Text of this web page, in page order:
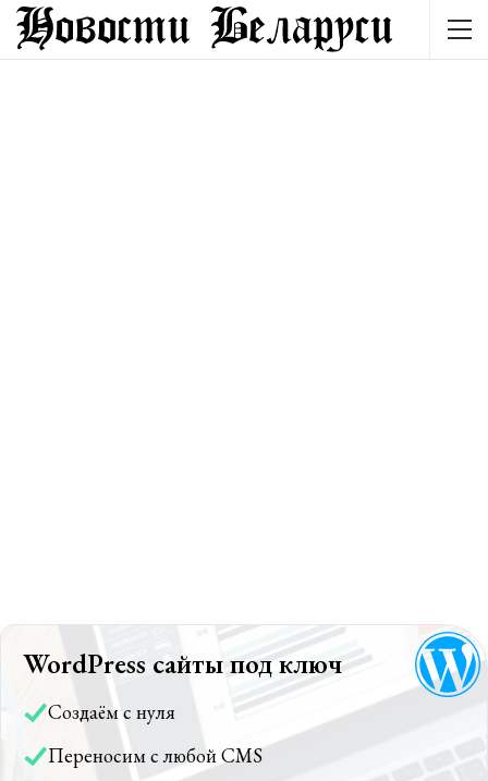
WordPress сайты под ключ
Создаём с нуля
Переносим с любой CMS